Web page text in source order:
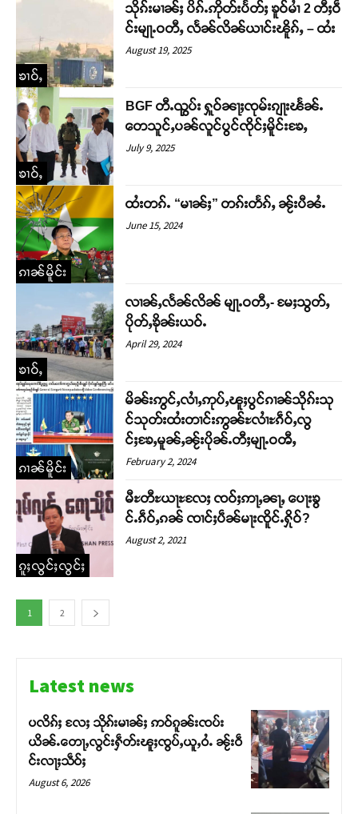
တႃႇႁႂ်ႈသဵင်ၵၢင်ၸႂ်ၵူၼ်းမိူင်း ၵူႈတီႈၵူႈလႅၼ်ပေႃးတေၸွ
တ်ႇ တူဝ်ႈလုမ်ႈၾႃႉၼၼ်ႉ ၶဝ်ႈႁူမ်ႈၵမ်ႉထႅမ် ၸုမ်းၶၢ
ဝ်ႇၽူႈတွႆႇႁွၵ်ႈ လႆႈယူႇၶႃႈဢေႃႈ။
Donate Now
ၶၢဝ်ႇ
သိုၵ်းမၢၼ်ႈ ပိၵ်ႉဢိုတ်းပႅတ်ႈ ၶူဝ်မၢႆ 2 တီႈဝဵ
င်းမျႃႉဝတီႇ လႅၼ်လိၼ်ယၢင်းၽိူၵ်ႇ – ထႆး
August 19, 2025
ၶၢဝ်ႇ
BGF တီႉၺွပ်း ႁူဝ်ၼႃႈၸုမ်းၵျႃးၽႅၼ်ႉ
တေသူင်ႇပၼ်လူင်ပွင်ၸိုင်ႈမိူင်းၶႄႇ
July 9, 2025
ၵၢၼ်မိူင်း
ထႆးတၵ်ႉ “မၢၼ်ႈ” တၵ်းတႅၵ်ႇ ၼႂ်းပီၼႆႉ
June 15, 2024
ၶၢဝ်ႇ
လၢၼ်ႇလႅၼ်လိၼ် မျႃႉဝတီႇ- မႄႈသွတ်ႇ
ပိုတ်ႇၶိုၼ်းယဝ်ႉ
April 29, 2024
ၵၢၼ်မိူင်း
မိၼ်းဢွင်ႇလၢႆႇဢုပ်ႇၽူႈပွင်ၵၢၼ်သိုၵ်းသု
င်သုတ်းထႆးတၢင်းဢွၼ်ႊလၢႆႊၵဵဝ်ႇလွ
င်ႈၶႄႇမူၼ်ႇၼႂ်းပိုၼ်ႉတီႈမျႃႉဝၻီႇ
February 2, 2024
ၵူႈလွင်ႈလွင်ႈ
မီႊတီႊယႃႊလႄႈ ၸဝ်ႈဢႃႇၼႃႇ ပေႃးၶွ
င်ႉၵဵဝ်ႇၵၼ် ၸၢင်ႈပဵၼ်မႃးၸိူင်ႉႁိုဝ်?
August 2, 2021
1 2
Latest news
ပလိၵ်ႈ လႄႈ သိုၵ်းမၢၼ်ႈ ဢဝ်ၵူၼ်းၸပ်း
ယိၼ်ႉတေႃႇလွင်းႁဵတ်းၽူႈၸွပ်ႇယူႇဝႆႉ ၼႂ်းဝဵ
င်းလႃႈသဵဝ်ႈ
August 6, 2026